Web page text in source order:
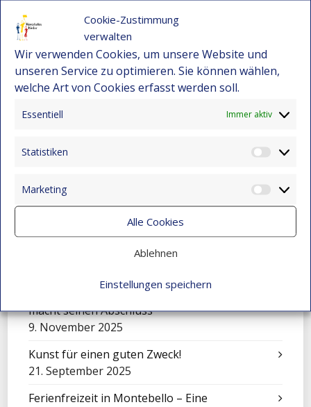
Cookie-Zustimmung
verwalten
Wir verwenden Cookies, um unsere Website und
unseren Service zu optimieren. Sie können wählen,
welche Art von Cookies erfasst werden soll.
Essentiell Immer aktiv
Statistiken
Marketing
Alle Cookies
Ablehnen
Einstellungen speichern
15. Dezember 2025
Festival-Seminar für Orchesterleitung 2025 –
Wo Gemeinschaft und Musik neue Wege
eröffnen
Esperanza beim Festival in El Salvador
Feier zum Tag der Liebe und Freundschaft
9. November 2025
Mit Klängen gemeinsam wachsen: Sinfonisches
Konzert in Montebello
Über sich hinauswachsen: Juan Camilo Vidal
macht seinen Abschluss
9. November 2025
Kunst für einen guten Zweck!
21. September 2025
Ferienfreizeit in Montebello – Eine